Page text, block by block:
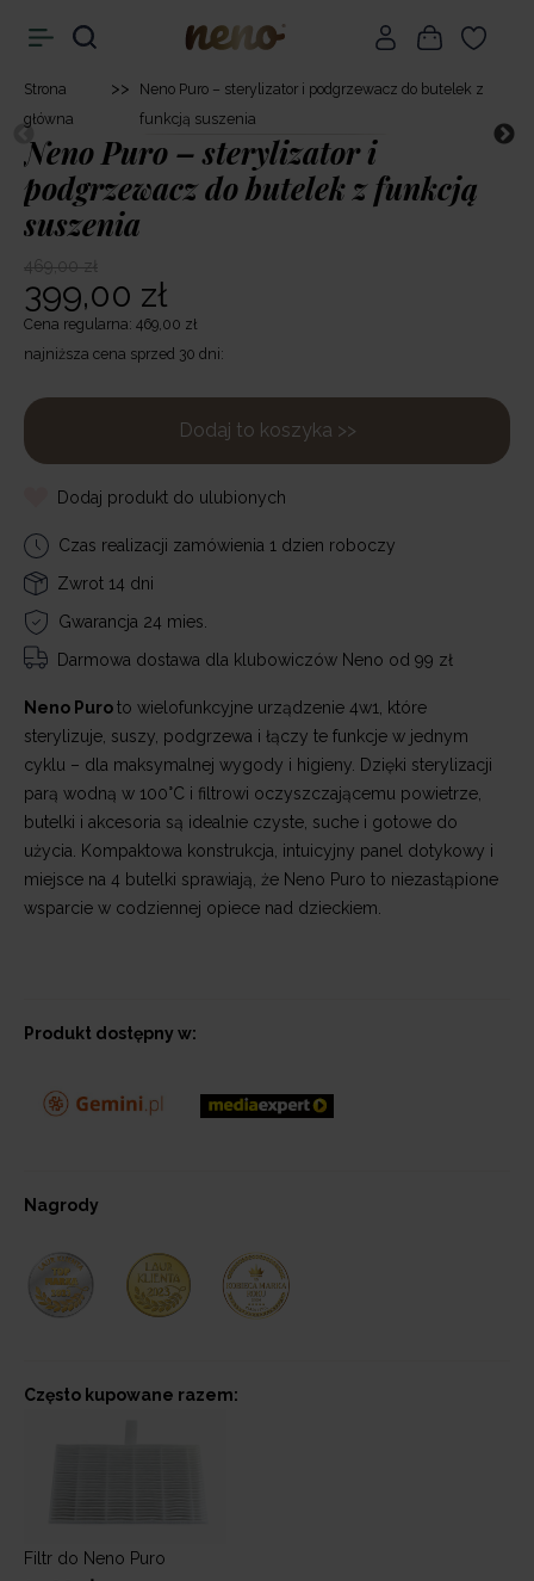
Strona
główna
>>
Neno Puro – sterylizator i podgrzewacz do butelek z
funkcją suszenia
Neno Puro – sterylizator i
podgrzewacz do butelek z funkcją
suszenia
469,00 zł
399,00 zł
Cena regularna: 469,00 zł
najniższa cena sprzed 30 dni:
Dodaj to koszyka >>
Dodaj produkt do ulubionych
Czas realizacji zamówienia 1 dzien roboczy
Zwrot 14 dni
Gwarancja 24 mies.
Darmowa dostawa dla klubowiczów Neno od 99 zł
Neno Puroto wielofunkcyjne urządzenie 4w1, które
sterylizuje, suszy, podgrzewa i łączy te funkcje w jednym
cyklu – dla maksymalnej wygody i higieny. Dzięki sterylizacji
parą wodną w 100°C i filtrowi oczyszczającemu powietrze,
butelki i akcesoria są idealnie czyste, suche i gotowe do
użycia. Kompaktowa konstrukcja, intuicyjny panel dotykowy i
miejsce na 4 butelki sprawiają, że Neno Puro to niezastąpione
wsparcie w codziennej opiece nad dzieckiem.
Produkt dostępny w:
Nagrody
Często kupowane razem:
Filtr do Neno Puro